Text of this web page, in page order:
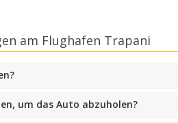
am Flughafen Trapani
um das Auto abzuholen?